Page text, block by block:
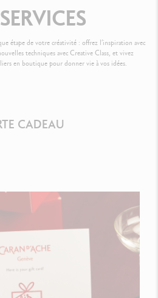
SERVICES
étape de votre créativité : offrez l’inspiration avec
techniques avec Creative Class, et vivez
en boutique pour donner vie à vos idées.
CADEAU